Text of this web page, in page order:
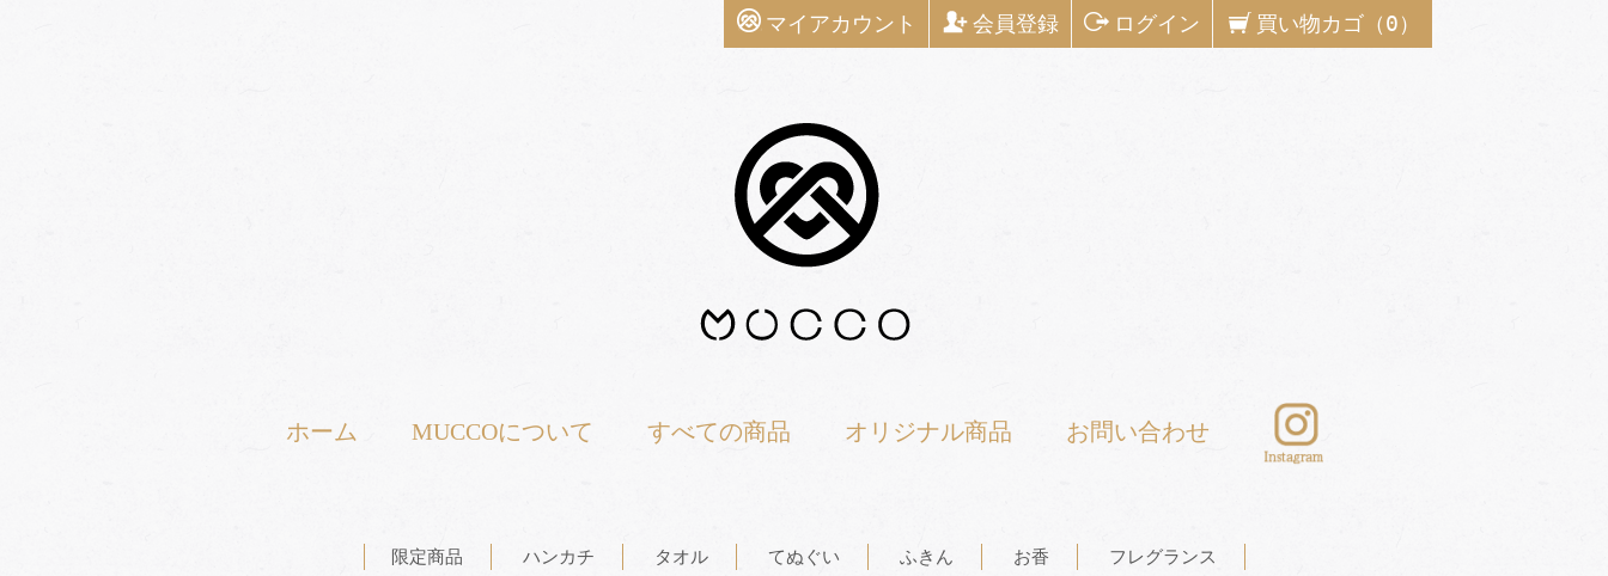
買い物カゴ（0）
ログイン
会員登録
マイアカウント
ホーム MUCCOについて すべての商品 オリジナル商品 お問い合わせ
限定商品 ハンカチ タオル てぬぐい ふきん お香 フレグランス